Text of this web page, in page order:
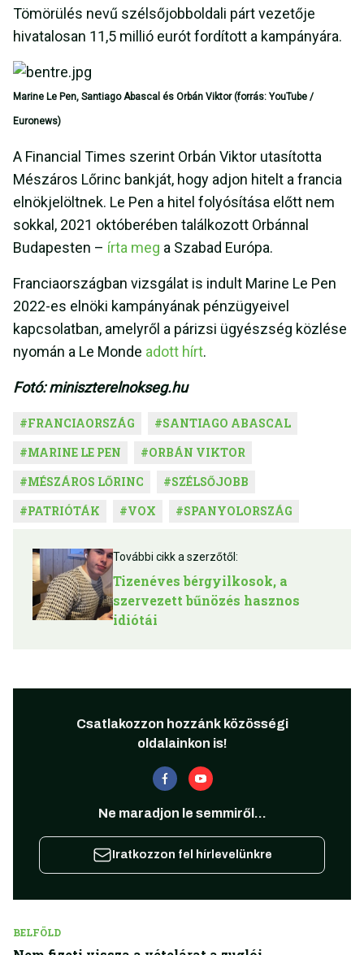
Tömörülés nevű szélsőjobboldali párt vezetője
hivatalosan 11,5 millió eurót fordított a kampányára.
Marine Le Pen, Santiago Abascal és Orbán Viktor (forrás: YouTube /
Euronews)
A Financial Times szerint Orbán Viktor utasította
Mészáros Lőrinc bankját, hogy adjon hitelt a francia
elnökjelöltnek. Le Pen a hitel folyósítása előtt nem
sokkal, 2021 októberében találkozott Orbánnal
Budapesten – írta meg a Szabad Európa.
Franciaországban vizsgálat is indult Marine Le Pen
2022-es elnöki kampányának pénzügyeivel
kapcsolatban, amelyről a párizsi ügyészség közlése
nyomán a Le Monde adott hírt.
Fotó: miniszterelnokseg.hu
#FRANCIAORSZÁG #SANTIAGO ABASCAL
#MARINE LE PEN #ORBÁN VIKTOR
#MÉSZÁROS LŐRINC #SZÉLSŐJOBB
#PATRIÓTÁK #VOX #SPANYOLORSZÁG
További cikk a szerzőtől:
Tizenéves bérgyilkosok, a
szervezett bűnözés hasznos
idiótái
Csatlakozzon hozzánk közösségi
oldalainkon is!
Ne maradjon le semmiről...
Iratkozzon fel hírlevelünkre
BELFÖLD